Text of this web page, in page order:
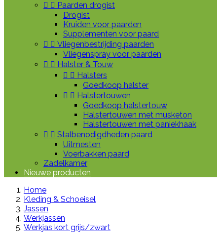
  Paarden drogist
Drogist
Kruiden voor paarden
Supplementen voor paard
  Vliegenbestrijding paarden
Vliegenspray voor paarden
  Halster & Touw
  Halsters
Goedkoop halster
  Halstertouwen
Goedkoop halstertouw
Halstertouwen met musketon
Halstertouwen met paniekhaak
  Stalbenodigdheden paard
Uitmesten
Voerbakken paard
Zadelkamer
Nieuwe producten
Home
Kleding & Schoeisel
Jassen
Werkjassen
Werkjas kort grijs/zwart